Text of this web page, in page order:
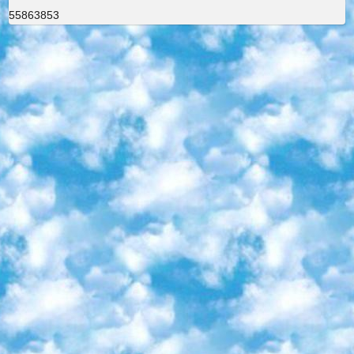
55863853